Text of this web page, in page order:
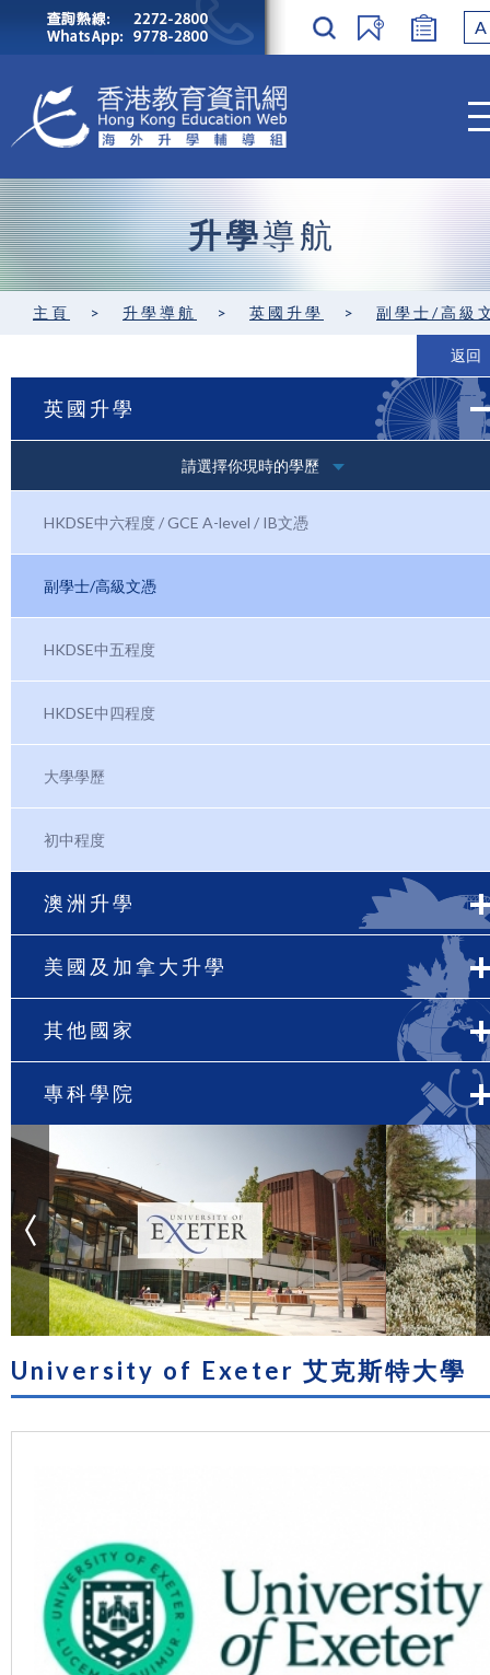
A
升學導航
主頁 > 升學導航 > 英國升學 > 副學士/高級
返回
英國升學
請選擇你現時的學歷
HKDSE中六程度 / GCE A-level / IB文憑
副學士/高級文憑
HKDSE中五程度
HKDSE中四程度
大學學歷
初中程度
澳洲升學
美國及加拿大升學
其他國家
專科學院
University of Exeter 艾克斯特大學